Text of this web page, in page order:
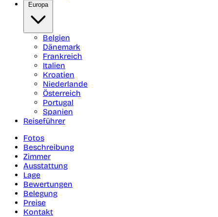
Europa
Belgien
Dänemark
Frankreich
Italien
Kroatien
Niederlande
Österreich
Portugal
Spanien
Reiseführer
Fotos
Beschreibung
Zimmer
Ausstattung
Lage
Bewertungen
Belegung
Preise
Kontakt